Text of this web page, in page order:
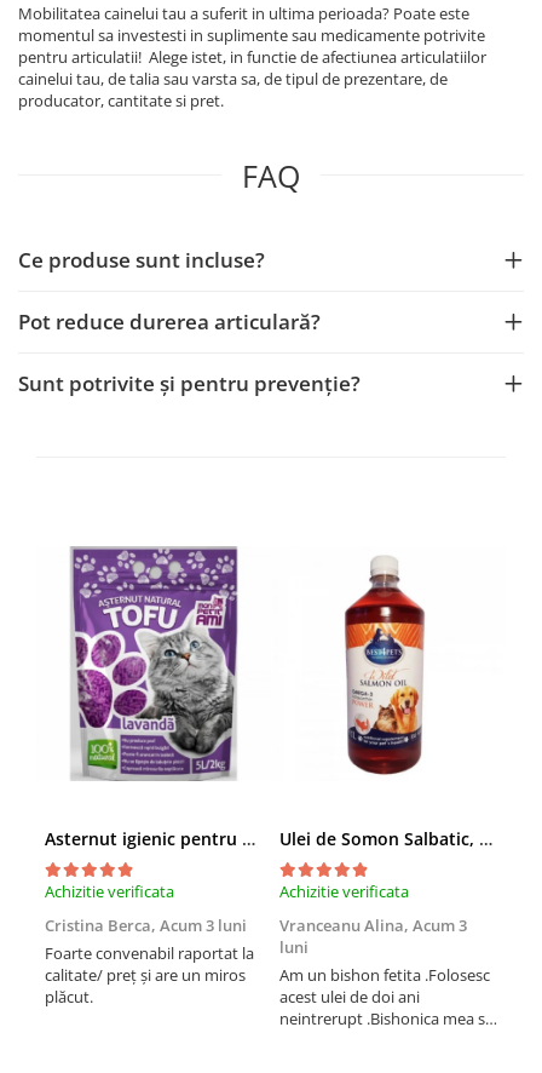
Mobilitatea cainelui tau a suferit in ultima perioada? Poate este
momentul sa investesti in suplimente sau medicamente potrivite
pentru articulatii! Alege istet, in functie de afectiunea articulatiilor
cainelui tau, de talia sau varsta sa, de tipul de prezentare, de
producator, cantitate si pret.
FAQ
Ce produse sunt incluse?
Pot reduce durerea articulară?
Sunt potrivite și pentru prevenție?
Asternut igienic pentru pisici Tofu Lavanda, Mon Petit 5 l
Achizitie verificata
Cristina Berca, Acum 3 luni
Foarte convenabil raportat la
calitate/ preț și are un miros
plăcut.
Ulei de Somon Salbatic, câini și pisici, piele si blană, BEST4PETS, 1l
Achizitie verificata
Vranceanu Alina, Acum 3
luni
Am un bishon fetita .Folosesc
acest ulei de doi ani
neintrerupt .Bishonica mea se